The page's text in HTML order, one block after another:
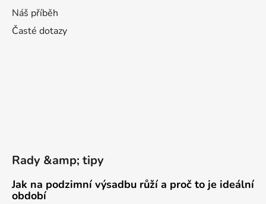
Náš příběh
Časté dotazy
Rady &amp; tipy
Jak na podzimní výsadbu růží a proč to je ideální
období